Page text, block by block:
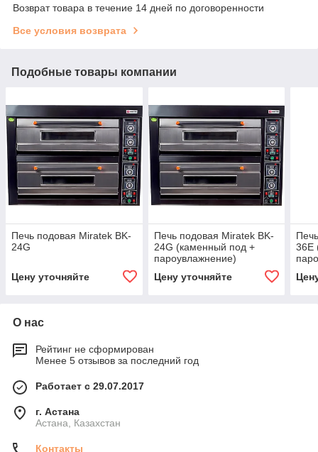
Возврат товара в течение 14 дней по договоренности
Все условия возврата
Подобные товары компании
Печь подовая Miratek BK-
24G
Цену уточняйте
Печь подовая Miratek BK-
24G (каменный под +
пароувлажнение)
Цену уточняйте
36E
О нас
Рейтинг не сформирован
Менее 5 отзывов за последний год
Работает с 29.07.2017
г. Астана
Астана, Казахстан
Контакты